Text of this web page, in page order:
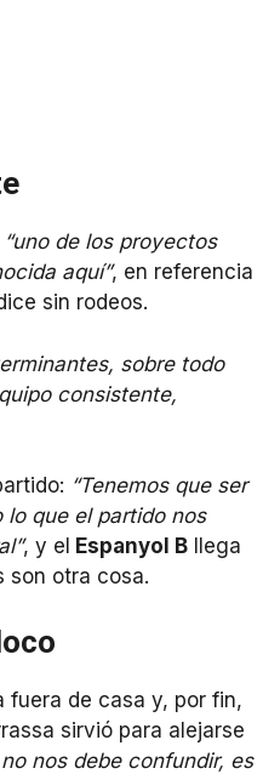
“uno de los proyectos
aquí”, en referencia
sin rodeos.
sobre todo
consistente,
“Tenemos que ser
que el partido nos
, y el Espanyol B llega
son otra cosa.
fuera de casa y, por fin,
sirvió para alejarse
nos debe confundir, es